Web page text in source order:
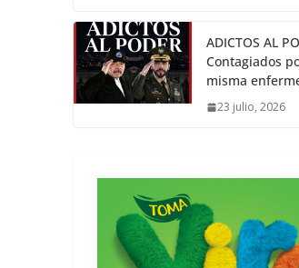
ADICTOS AL
Contagiados
misma
23 julio, 2026